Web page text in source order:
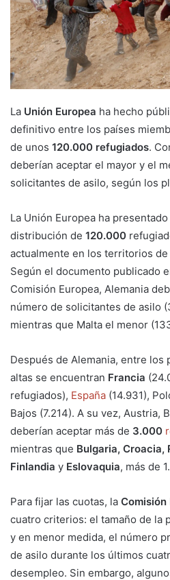
La Unión Europea ha hecho
definitivo entre los países
de unos 120.000 refugiados.
deberían aceptar el mayor y el
solicitantes de asilo, según los
La Unión Europea ha
distribución de 120.000
actualmente en los territorios de
Según el documento publicado
Comisión Europea, Alemania
número de solicitantes de asilo
mientras que Malta el menor
Después de Alemania, entre los
altas se encuentran Francia
refugiados), España (14.931),
Bajos (7.214). A su vez, Austria,
deberían aceptar más de 3.000
mientras que Bulgaria, Croacia,
Finlandia y Eslovaquia, más de
Para fijar las cuotas, la Comisión
cuatro criterios: el tamaño de la
y en menor medida, el número
de asilo durante los últimos
desempleo. Sin embargo,